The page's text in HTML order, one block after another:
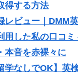
得する方法
レビュー｜DMM
用した私の口コ
本音を赤裸々に
学なしでOK】英